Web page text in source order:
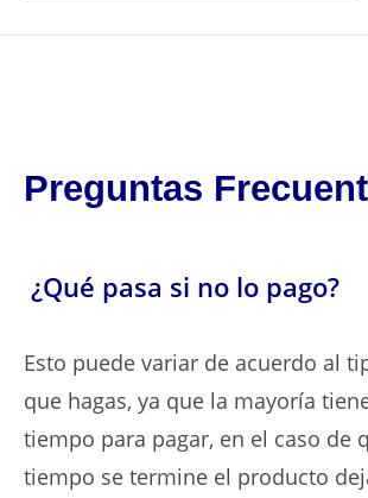
Preguntas
¿Qué pasa si no lo pago?
Esto puede variar de acuerdo al
que hagas, ya que la mayoría
tiempo para pagar, en el caso de
tiempo se termine el producto